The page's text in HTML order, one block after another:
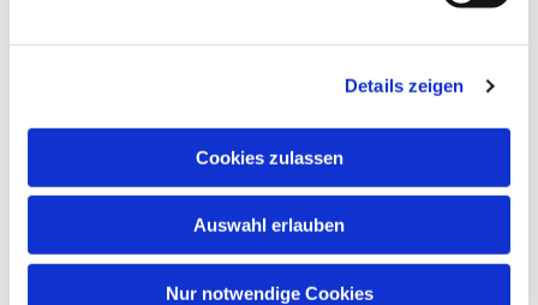
Details zeigen
Cookies zulassen
Auswahl erlauben
Nur notwendige Cookies
© Esther Fels
© EAG